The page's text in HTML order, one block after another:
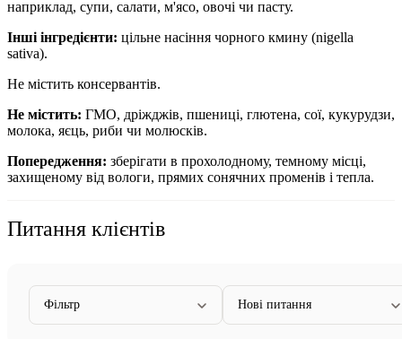
наприклад, супи, салати, м'ясо, овочі чи пасту.
Інші інгредієнти: цільне насіння чорного кмину (nigella
sativa).
Не містить консервантів.
Не містить: ГМО, дріжджів, пшениці, глютена, сої, кукурудзи,
молока, яєць, риби чи молюсків.
Попередження: зберігати в прохолодному, темному місці,
захищеному від вологи, прямих сонячних променів і тепла.
Питання клієнтів
Фільтр Нові питання